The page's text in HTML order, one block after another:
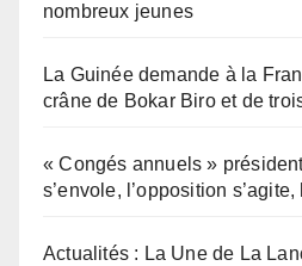
nombreux jeunes
La Guinée demande à la
crâne de Bokar Biro et de
« Congés annuels »
s’envole, l’opposition
Actualités : La Une de La